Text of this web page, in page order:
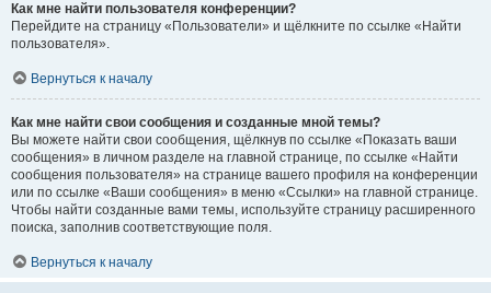
Как мне найти пользователя конференции?
Перейдите на страницу «Пользователи» и щёлкните по ссылке «Найти
пользователя».
Вернуться к началу
Как мне найти свои сообщения и созданные мной темы?
Вы можете найти свои сообщения, щёлкнув по ссылке «Показать ваши
сообщения» в личном разделе на главной странице, по ссылке «Найти
сообщения пользователя» на странице вашего профиля на конференции
или по ссылке «Ваши сообщения» в меню «Ссылки» на главной странице.
Чтобы найти созданные вами темы, используйте страницу расширенного
поиска, заполнив соответствующие поля.
Вернуться к началу